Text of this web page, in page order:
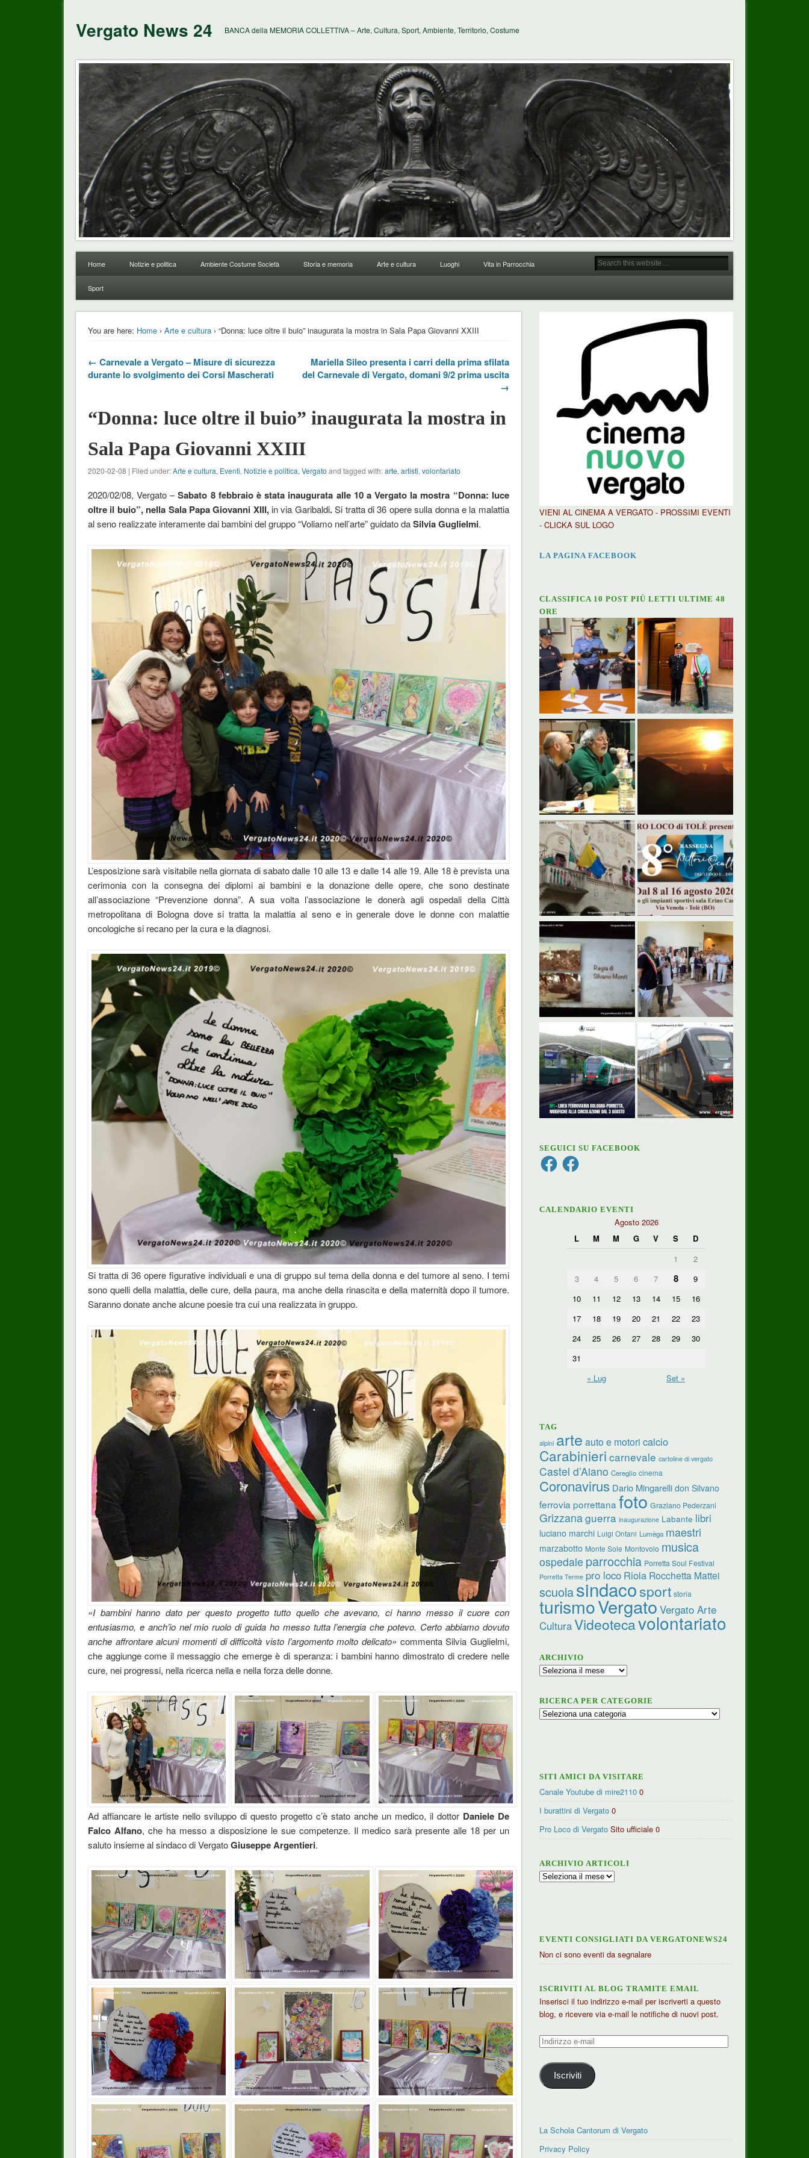
Vergato News 24 BANCA della MEMORIA COLLETTIVA – Arte, Cultura, Sport, Ambiente, Territorio, Costume
Home Notizie e politica Ambiente Costume Società Storia e memoria Arte e cultura Luoghi Vita in Parrocchia
Sport
You are here: Home› Arte e cultura› “Donna: luce oltre il buio” inaugurata la mostra in Sala Papa Giovanni XXIII
← Carnevale a Vergato – Misure di sicurezza
durante lo svolgimento dei Corsi Mascherati
Mariella Sileo presenta i carri della prima sfilata
del Carnevale di Vergato, domani 9/2 prima uscita
→
“Donna: luce oltre il buio” inaugurata la mostra in
Sala Papa Giovanni XXIII
2020-02-08 | Filed under:Arte e cultura, Eventi, Notizie e politica, Vergato and tagged with:arte, artisti, volontariato
2020/02/08, Vergato –Sabato 8 febbraio è stata inaugurata alle 10 a Vergato la mostra “Donna: luce
oltre il buio”, nella Sala Papa Giovanni XIII,in via Garibaldi.Si tratta di 36 opere sulla donna e la malattia
al seno realizzate interamente dai bambini del gruppo “Voliamo nell’arte” guidato daSilvia Guglielmi.
L’esposizione sarà visitabile nella giornata di sabato dalle 10 alle 13 e dalle 14 alle 19. Alle 18 è prevista una
cerimonia con la consegna dei diplomi ai bambini e la donazione delle opere, che sono destinate
all’associazione “Prevenzione donna”. A sua volta l’associazione le donerà agli ospedali della Città
metropolitana di Bologna dove si tratta la malattia al seno e in generale dove le donne con malattie
oncologiche si recano per la cura e la diagnosi.
Si tratta di 36 opere figurative individuali e una di gruppo sul tema della donna e del tumore al seno. I temi
sono quelli della malattia, delle cure, della paura, ma anche della rinascita e della maternità dopo il tumore.
Saranno donate anche alcune poesie tra cui una realizzata in gruppo.
«I bambini hanno dato per questo progetto tutto quello che avevano, ci hanno messo il cuore con
entusiasmo, e anch’io nel mio ruolo di guida ho messo tutta l’energia che potevo. Certo abbiamo dovuto
anche affrontare alcuni momenti di difficoltà visto l’argomento molto delicato» commenta Silvia Guglielmi,
che aggiunge come il messaggio che emerge è di speranza: i bambini hanno dimostrato di credere nelle
cure, nei progressi, nella ricerca nella e nella forza delle donne.
Ad affiancare le artiste nello sviluppo di questo progetto c’è stato anche un medico, il dottor Daniele De
Falco Alfano, che ha messo a disposizione le sue competenze. Il medico sarà presente alle 18 per un
saluto insieme al sindaco di VergatoGiuseppe Argentieri.
VIENI AL CINEMA A VERGATO - PROSSIMI EVENTI
- CLICKA SUL LOGO
LA PAGINA FACEBOOK
CLASSIFICA 10 POST PIÙ LETTI ULTIME 48
ORE
SEGUICI SU FACEBOOK
FacebookFacebook
CALENDARIO EVENTI
Agosto 2026
L
M M G V S
D
1
2
3
4 5 6 7 8
9
10
11 12 13 14 15
16
17
18 19 20 21 22
23
24
25 26 27 28 29
30
31
« Lug
Set »
TAG
alpini arte auto e motori calcio
Carabinieri carnevale cartoline di vergato
Castel d’Aiano Cereglio cinema
Coronavirus Dario Mingarelli don Silvano
ferrovia porrettana foto Graziano Pederzani
Grizzanaguerra inaugurazione Labante libri
luciano marchi Luigi Ontani Lumèga maestri
marzabotto Monte Sole Montovolo musica
ospedale parrocchia Porretta Soul Festival
Porretta Terme pro loco Riola Rocchetta Mattei
scuolasindacosport storia
turismoVergato Vergato Arte
CulturaVideotecavolontariato
ARCHIVIO
Archivio
RICERCA PER CATEGORIE
Ricerca
SITI AMICI DA VISITARE
Canale Youtube di mire2110 0
I burattini di Vergato 0
Pro Loco di Vergato Sito ufficiale 0
ARCHIVIO ARTICOLI
Archivio
EVENTI CONSIGLIATI DA VERGATONEWS24
Non ci sono eventi da segnalare
ISCRIVITI AL BLOG TRAMITE EMAIL
Inserisci il tuo indirizzo e-mail per iscriverti a questo
blog, e ricevere via e-mail le notifiche di nuovi post.
Indirizzo
mail
Iscriviti
La Schola Cantorum di Vergato
Privacy Policy